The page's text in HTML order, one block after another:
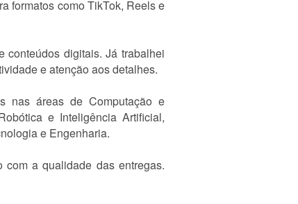
formatos como TikTok, Reels e
conteúdos digitais. Já trabalhei
e atenção aos detalhes.
nas áreas de Computação e
e Inteligência Artificial,
e Engenharia.
com a qualidade das entregas.